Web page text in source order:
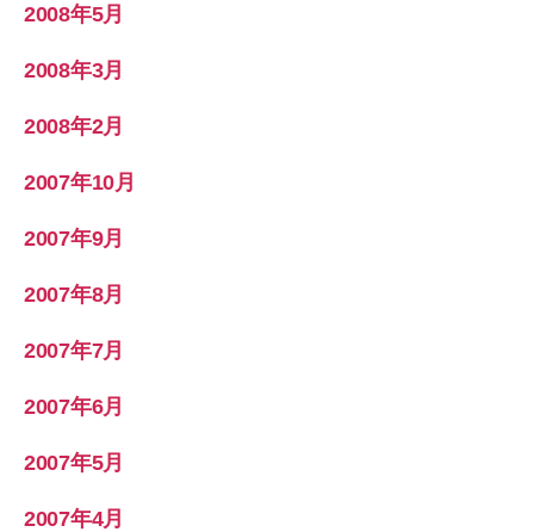
2008年5月
2008年3月
2008年2月
2007年10月
2007年9月
2007年8月
2007年7月
2007年6月
2007年5月
2007年4月